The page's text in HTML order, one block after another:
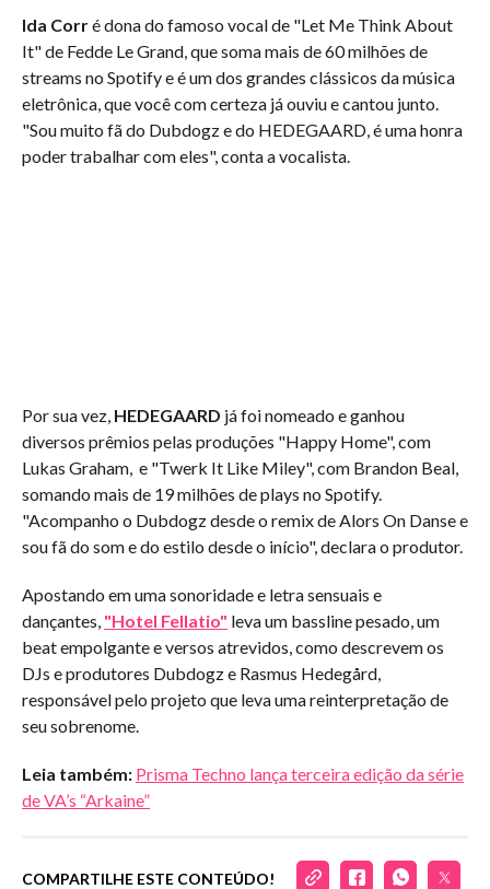
Ida Corré dona do famoso vocal de "Let Me Think About
It" de Fedde Le Grand, que soma mais de 60 milhões de
streams no Spotify e é um dos grandes clássicos da música
eletrônica, que você com certeza já ouviu e cantou junto.
"Sou muito fã do Dubdogz e do HEDEGAARD, é uma honra
poder trabalhar com eles", conta a vocalista.
Por sua vez, HEDEGAARD já foi nomeado e ganhou
diversos prêmios pelas produções "Happy Home", com
Lukas Graham, e "Twerk It Like Miley", com Brandon Beal,
somando mais de 19 milhões de plays no Spotify.
"Acompanho o Dubdogz desde o remix de Alors On Danse e
sou fã do som e do estilo desde o início", declara o produtor.
Apostando em uma sonoridade e letra sensuais e
dançantes, "Hotel Fellatio" leva um bassline pesado, um
beat empolgante e versos atrevidos, como descrevem os
DJs e produtores Dubdogz e Rasmus Hedegård,
responsável pelo projeto que leva uma reinterpretação de
seu sobrenome.
Leia também: Prisma Techno lança terceira edição da série
de VA’s “Arkaine”
COMPARTILHE ESTE CONTEÚDO!